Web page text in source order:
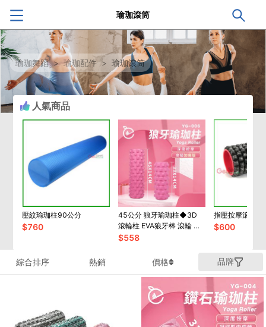
瑜珈滾筒
瑜珈舞蹈 > 瑜珈配件 > 瑜珈滾筒
人氣商品
壓紋瑜珈柱90公分
$760
45公分 狼牙瑜珈柱◆3D
滾輪柱 EVA狼牙棒 滾輪 滾
棒 按摩棒 紓壓 筋膜 刮痧
$558
指壓按摩滾筒
$600
綜合排序 熱銷 價格 品牌